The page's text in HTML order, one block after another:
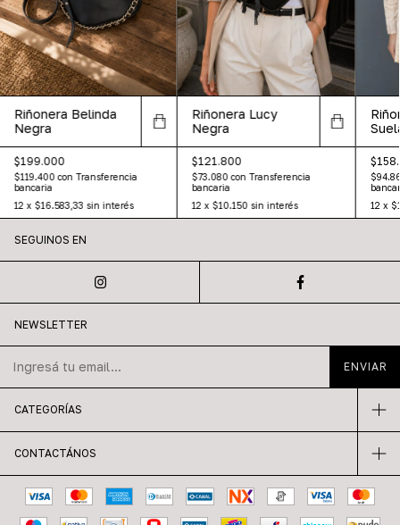
Riñonera Belinda
Negra
$199.000
$119.400con Transferencia
bancaria
12 x $16.583,33 sin interés
Riñonera Lucy
Negra
$121.800
$73.080con Transferencia
bancaria
12 x$10.150 sin interés
12 x
SEGUINOS EN
NEWSLETTER
CATEGORÍAS
CONTACTÁNOS